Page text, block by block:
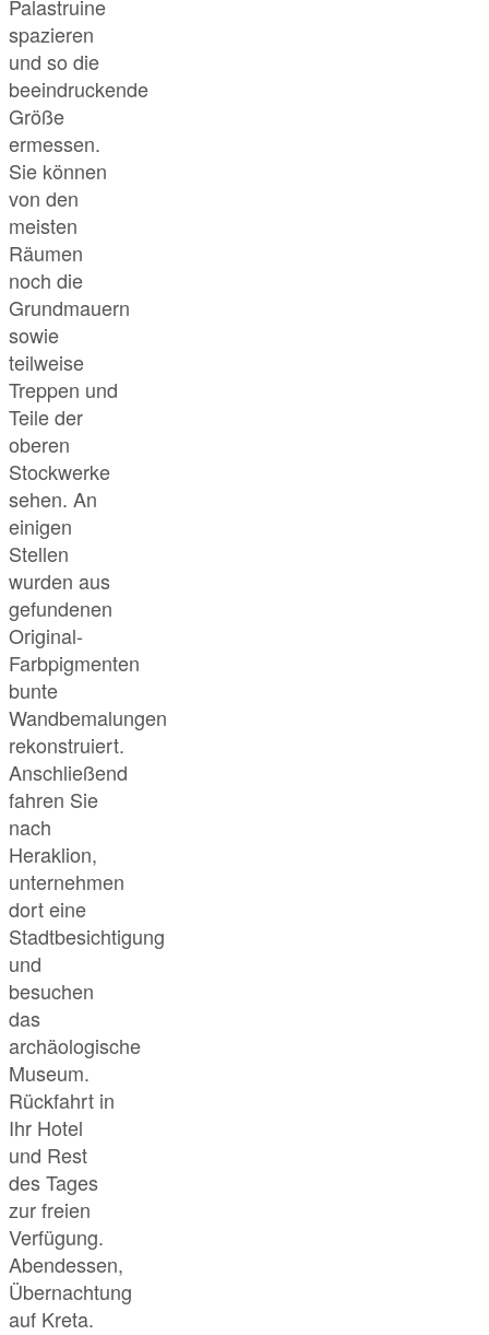
Palastruine
spazieren
und so die
beeindruckende
Größe
ermessen.
Sie können
von den
meisten
Räumen
noch die
Grundmauern
sowie
teilweise
Treppen und
Teile der
oberen
Stockwerke
sehen. An
einigen
Stellen
wurden aus
gefundenen
Original-
Farbpigmenten
bunte
Wandbemalungen
rekonstruiert.
Anschließend
fahren Sie
nach
Heraklion,
unternehmen
dort eine
Stadtbesichtigung
und
besuchen
das
archäologische
Museum.
Rückfahrt in
Ihr Hotel
und Rest
des Tages
zur freien
Verfügung.
Abendessen,
Übernachtung
auf Kreta.